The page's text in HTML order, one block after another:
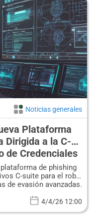
Noticias generales
Plataforma
Dirigida a la C-
de Credenciales
de phishing
C-suite para el robo
de evasión avanzadas.
4/4/26 12:00